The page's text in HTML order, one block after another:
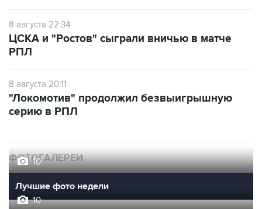
8 августа 22:34
ЦСКА и "Ростов" сыграли вничью в матче
РПЛ
8 августа 20:11
"Локомотив" продолжил безвыигрышную
серию в РПЛ
ФОТОГАЛЕРЕИ